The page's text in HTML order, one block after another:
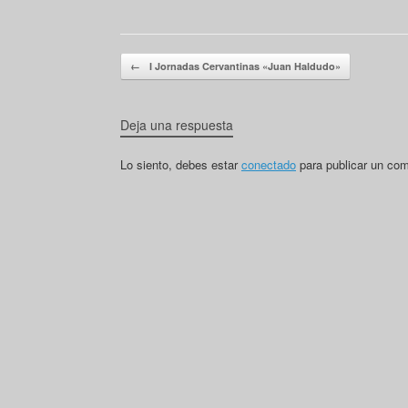
Navegador de artículos
← I Jornadas Cervantinas «Juan Haldudo»
Deja una respuesta
Lo siento, debes estarconectado para publicar un